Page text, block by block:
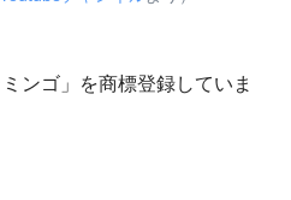
ンゴ」を商標登録していま